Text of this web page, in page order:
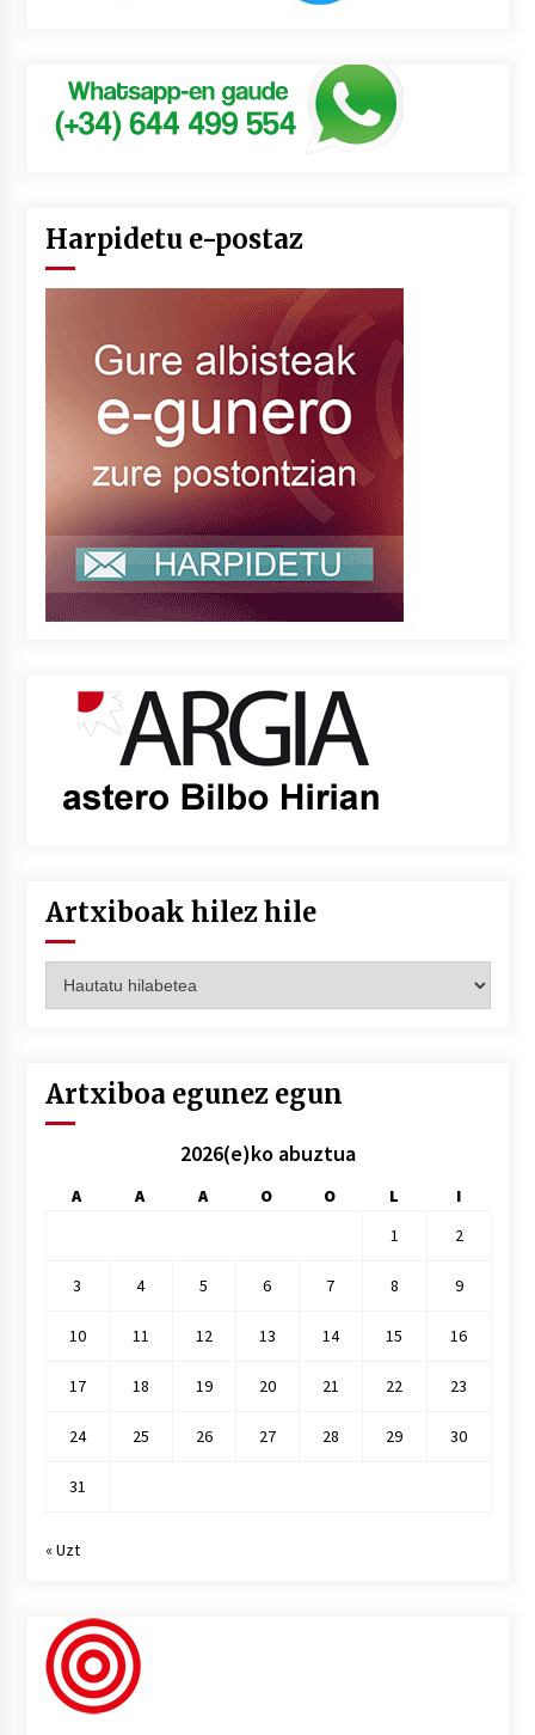
Harpidetu e-postaz
Artxiboak hilez hile
hilez
Artxiboa egunez egun
2026(e)ko abuztua
A A A O O L
I
1
2
3 4 5 6 7 8 9
10 11 12 13 14 15 16
17 18 19 20 21 22 23
24 25 26 27 28 29 30
31
« Uzt